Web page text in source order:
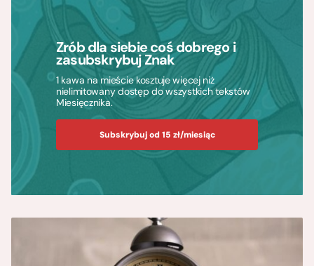
Zrób dla siebie coś dobrego i
zasubskrybuj Znak
1 kawa na mieście kosztuje więcej niż
nielimitowany dostęp do wszystkich tekstów
Miesięcznika.
Subskrybuj od 15 zł/miesiąc